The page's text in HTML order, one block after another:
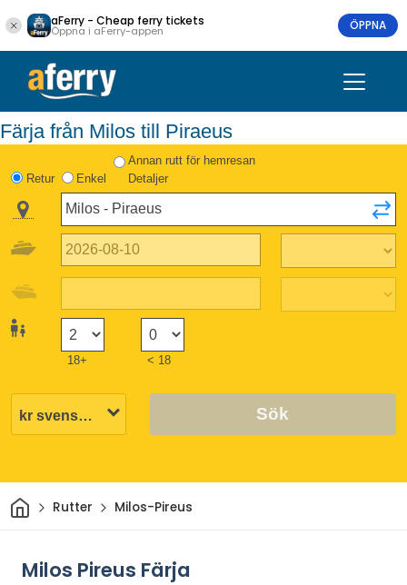
aFerry - Cheap ferry tickets
Öppna i aFerry-appen ÖPPNA
Färja från Milos till Piraeus
Retur Enkel
Annan rutt för hemresan
Detaljer
18+ < 18
Sök
HemRutter Milos-Pireus
Milos Pireus Färja